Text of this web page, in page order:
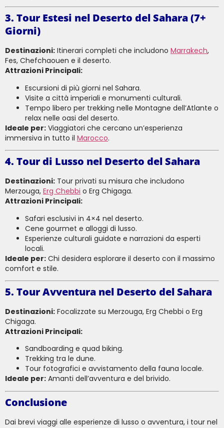
3. Tour Estesi nel Deserto del Sahara (7+
Giorni)
Destinazioni: Itinerari completi che includono Marrakech,
Fes, Chefchaouen e il deserto.
Attrazioni Principali:
Escursioni di più giorni nel Sahara.
Visite a città imperiali e monumenti culturali.
Tempo libero per trekking nelle Montagne dell’Atlante o
relax nelle oasi del deserto.
Ideale per: Viaggiatori che cercano un’esperienza
immersiva in tutto il Marocco.
4. Tour di Lusso nel Deserto del Sahara
Destinazioni: Tour privati su misura che includono
Merzouga, Erg Chebbi o Erg Chigaga.
Attrazioni Principali:
Safari esclusivi in 4×4 nel deserto.
Cene gourmet e alloggi di lusso.
Esperienze culturali guidate e narrazioni da esperti
locali.
Ideale per: Chi desidera esplorare il deserto con il massimo
comfort e stile.
5. Tour Avventura nel Deserto del Sahara
Destinazioni: Focalizzate su Merzouga, Erg Chebbi o Erg
Chigaga.
Attrazioni Principali:
Sandboarding e quad biking.
Trekking tra le dune.
Tour fotografici e avvistamento della fauna locale.
Ideale per: Amanti dell’avventura e del brivido.
Conclusione
Dai brevi viaggi alle esperienze di lusso o avventura, i tour nel